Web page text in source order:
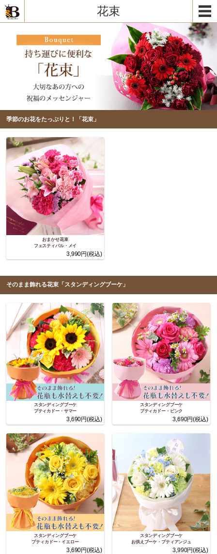
季節のお花をたっぷりと！「花束」
おまかせ花束
フェスティバル・メイ
3,990円(税込)
そのまま飾れる花束「スタンディングブーケ」
スタンディングブーケ
プティカドー・サマー
3,690円(税込)
スタンディングブーケ
プティカドー・ピンク
3,690円(税込)
スタンディングブーケ
プティカドー・イエロー
3,690円(税込)
スタンディングブーケ
お供えブーケ・プティアンジュ
3,990円(税込)
花束